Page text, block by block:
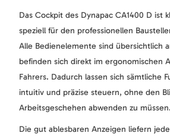
Das Cockpit des Dynapac CA1400 D ist
speziell für den professionellen
Alle Bedienelemente sind übersichtlich
befinden sich direkt im ergonomischen
Fahrers. Dadurch lassen sich sämtliche
intuitiv und präzise steuern, ohne den
Arbeitsgeschehen abwenden zu müssen.
Die gut ablesbaren Anzeigen liefern